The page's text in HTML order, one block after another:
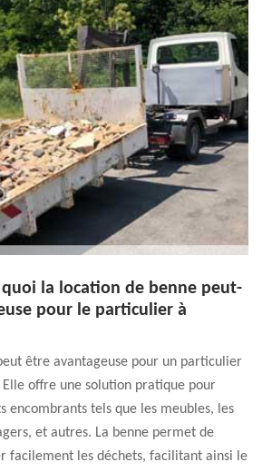
la location de benne peut-
pour le particulier à
être avantageuse pour un particulier
Elle offre une solution pratique pour
encombrants tels que les meubles, les
et autres. La benne permet de
facilement les déchets, facilitant ainsi le